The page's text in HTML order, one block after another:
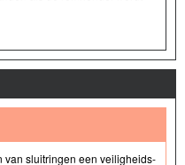
van sluitringen een veiligheids-